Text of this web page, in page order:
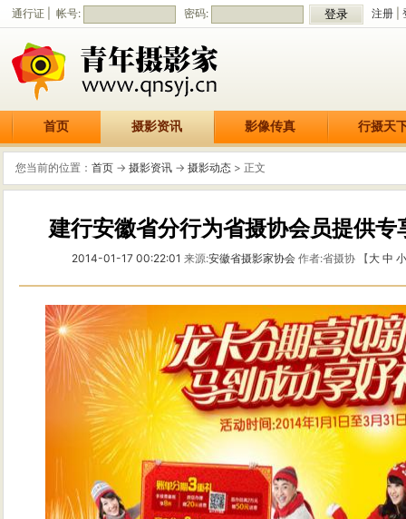
通行证 | 帐号: 密码: 注册
首页 摄影资讯 影像传真 行摄天
您当前的位置： 首页 -> 摄影资讯 -> 摄影动态 > 正文
建行安徽省分行为省摄协会员提供专
2014-01-17 00:22:01 来源:安徽省摄影家协会 作者:省摄协 【大 中 小